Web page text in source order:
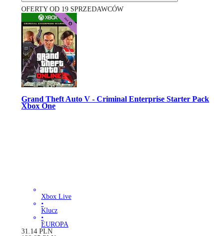
OFERTY OD 19 SPRZEDAWCÓW
Grand Theft Auto V - Criminal Enterprise Starter Pack
Xbox One
Xbox Live
•
Klucz
•
EUROPA
31.14 PLN